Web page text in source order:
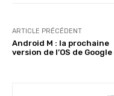
ARTICLE PRÉCÉDENT
Android M : la prochaine
version de l’OS de Google